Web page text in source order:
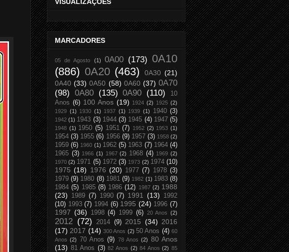
MARCADORES
05 de Agosto (1) 0A00 (173) 0A10
(886) 0A20 (463) 0A30 (21)
0A40 (33) 0A50 (58) 0A60 (37) 0A70
(98) 0A80 (135) 0A90 (110)
10
Anos (6) 100 Anos (19) 1924 (2) 1925 (2)
1929 (1) 1930 (1) 1937 (1) 1939 (1) 1940 (3)
1942 (1) 1943 (3) 1944 (3) 1945 (4) 1947 (5)
1948 (1) 1950 (5) 1951 (7) 1952 (2) 1953 (1)
1954 (3) 1955 (6) 1956 (9) 1957 (3) 1958 (2)
1959 (6) 1960 (1) 1962 (5) 1963 (7) 1964 (4)
1965 (3) 1966 (1) 1967 (2) 1968 (4) 1969 (2)
1970 (2) 1971 (5) 1972 (3) 1973 (2) 1974 (10)
1975 (18) 1976 (20) 1977 (7) 1978 (3)
1979 (9) 1980 (8) 1981 (9) 1982 (1) 1983 (8)
1984 (5) 1985 (8) 1986 (12) 1987 (2) 1988
(23)
1989 (7) 1990 (7) 1991 (13)
1992
(10) 1993 (7) 1994 (6) 1995 (24) 1996 (7)
1997 (36) 1998 (4) 1999 (6) 20 Anos (2)
2012 (72) 2014 (9) 2015 (34) 2016
(17) 2017 (14) 300 Anos (2) 50 Anos (4) 60
Anos (2) 70 Anos (9) 78 Anos (2) 80 Anos
(13) 81 Anos (3) 82 Anos (2) 84 Anos (2) 85